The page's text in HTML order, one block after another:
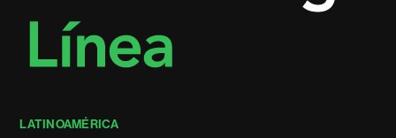
LATINOAMÉRICA